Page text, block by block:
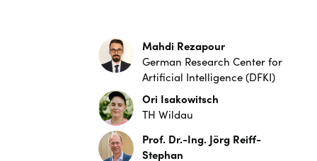
Mahdi Rezapour
German Research Center for
Artificial Intelligence (DFKI)
Ori Isakowitsch
TH Wildau
Prof. Dr.-Ing. Jörg Reiff-
Stephan